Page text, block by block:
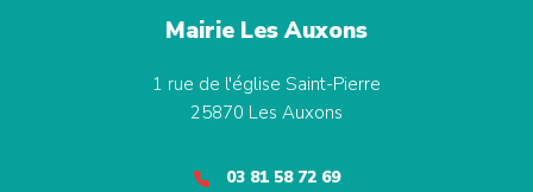
Mairie Les Auxons
1 rue de l'église Saint-Pierre
25870 Les Auxons
03 81 58 72 69